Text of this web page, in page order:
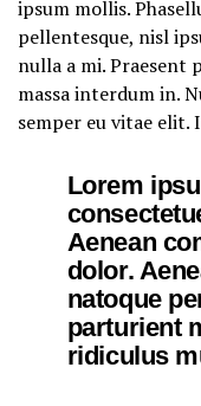
ipsum mollis.
pellentesque, nisl
nulla a mi. Praesent
massa interdum in.
semper eu vitae elit.
Lorem
Aenean
dolor.
natoque
parturient
ridiculus